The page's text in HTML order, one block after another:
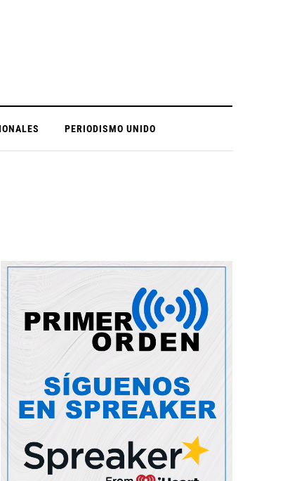
PERIODISMO UNIDO